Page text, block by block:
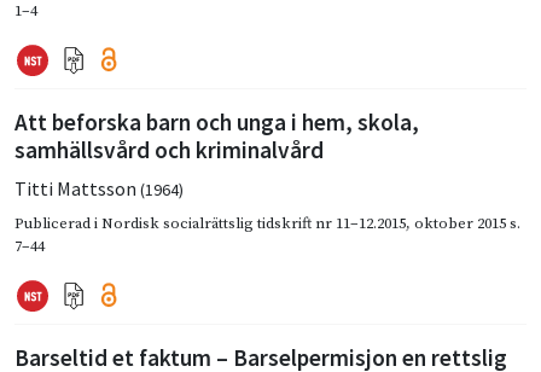
1–4
Att beforska barn och unga i hem, skola,
samhällsvård och kriminalvård
Titti Mattsson (1964)
Publicerad iNordisk socialrättslig tidskrift nr 11–12.2015, oktober 2015s.
7–44
Barseltid et faktum – Barselpermisjon en rettslig